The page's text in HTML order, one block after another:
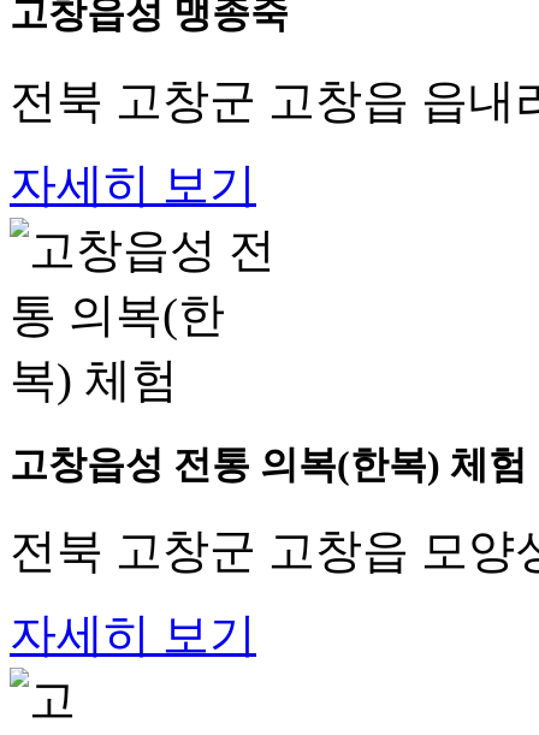
고창읍성 맹종죽
전북 고창군 고창읍 읍내
자세히 보기
고창읍성 전통 의복(한복) 체험
전북 고창군 고창읍 모양
자세히 보기